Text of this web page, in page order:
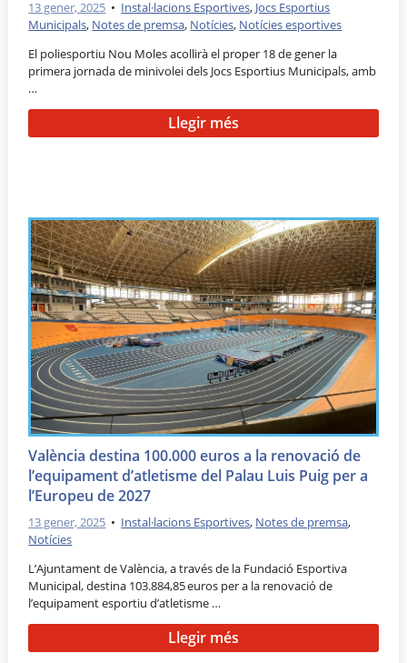
13 gener, 2025 • Instal·lacions Esportives, Jocs Esportius
Municipals, Notes de premsa, Notícies, Notícies esportives
El poliesportiu Nou Moles acollirà el proper 18 de gener la
primera jornada de minivolei dels Jocs Esportius Municipals, amb
…
Llegir més
València destina 100.000 euros a la renovació de
l’equipament d’atletisme del Palau Luis Puig per a
l’Europeu de 2027
13 gener, 2025 • Instal·lacions Esportives, Notes de premsa,
Notícies
L’Ajuntament de València, a través de la Fundació Esportiva
Municipal, destina 103.884,85 euros per a la renovació de
l’equipament esportiu d’atletisme …
Llegir més